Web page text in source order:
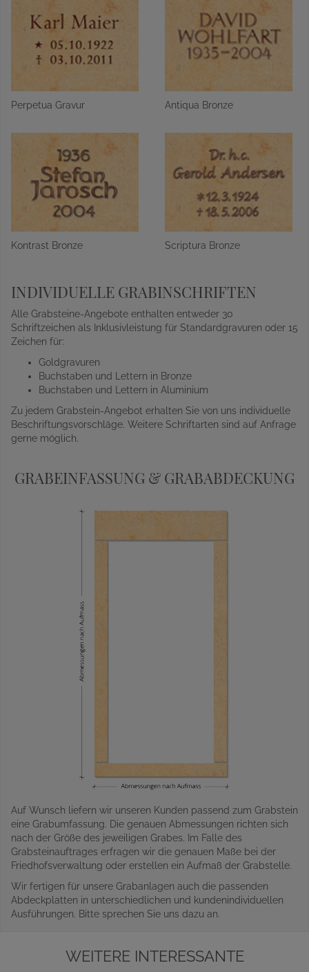
Perpetua Gravur Antiqua Bronze
Kontrast Bronze Scriptura Bronze
INDIVIDUELLE GRABINSCHRIFTEN
Alle Grabsteine-Angebote enthalten entweder 30
Schriftzeichen als Inklusivleistung für Standardgravuren oder 15
Zeichen für:
Goldgravuren
Buchstaben und Lettern in Bronze
Buchstaben und Lettern in Aluminium
Zu jedem Grabstein-Angebot erhalten Sie von uns individuelle
Beschriftungsvorschläge. Weitere Schriftarten sind auf Anfrage
gerne möglich.
GRABEINFASSUNG & GRABABDECKUNG
Auf Wunsch liefern wir unseren Kunden passend zum Grabstein
eine Grabumfassung. Die genauen Abmessungen richten sich
nach der Größe des jeweiligen Grabes. Im Falle des
Grabsteinauftrages erfragen wir die genauen Maße bei der
Friedhofsverwaltung oder erstellen ein Aufmaß der Grabstelle.
Wir fertigen für unsere Grabanlagen auch die passenden
Abdeckplatten in unterschiedlichen und kundenindividuellen
Ausführungen. Bitte sprechen Sie uns dazu an.
WEITERE INTERESSANTE